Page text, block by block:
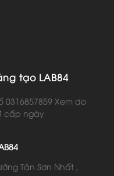
tạo LAB84
0316857859 Xem do
cấp ngày
Tân Sơn Nhất ,